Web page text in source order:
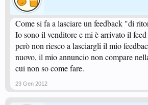
Come si fa a lasciare un feedback "di
Io sono il venditore e mi è arrivato il
però non riesco a lasciargli il mio
nuovo, il mio annuncio non compare
cui non so come fare.
23 Gen 2012